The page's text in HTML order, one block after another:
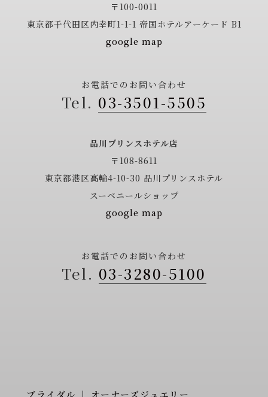
〒100-0011
東京都千代田区内幸町1-1-1 帝国ホテルアーケード B1
google map
お電話でのお問い合わせ
03-3501-5505
品川プリンスホテル店
〒108-8611
東京都港区高輪4-10-30 品川プリンスホテル
スーベニールショップ
google map
お電話でのお問い合わせ
03-3280-5100